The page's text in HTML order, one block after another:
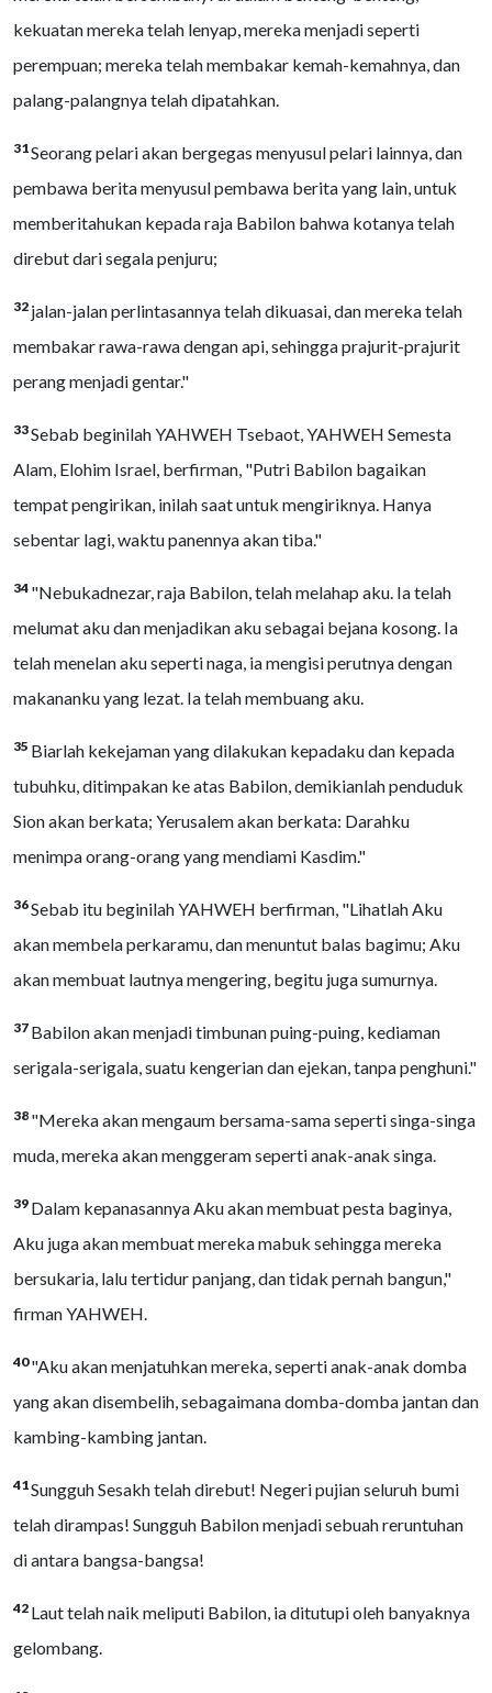
kekuatan mereka telah lenyap, mereka menjadi seperti
perempuan; mereka telah membakar kemah-kemahnya, dan
palang-palangnya telah dipatahkan.
31Seorang pelari akan bergegas menyusul pelari lainnya, dan
pembawa berita menyusul pembawa berita yang lain, untuk
memberitahukan kepada raja Babilon bahwa kotanya telah
direbut dari segala penjuru;
32 jalan-jalan perlintasannya telah dikuasai, dan mereka telah
membakar rawa-rawa dengan api, sehingga prajurit-prajurit
perang menjadi gentar."
33Sebab beginilah YAHWEH Tsebaot, YAHWEH Semesta
Alam, Elohim Israel, berfirman, "Putri Babilon bagaikan
tempat pengirikan, inilah saat untuk mengiriknya. Hanya
sebentar lagi, waktu panennya akan tiba."
34 "Nebukadnezar, raja Babilon, telah melahap aku. Ia telah
melumat aku dan menjadikan aku sebagai bejana kosong. Ia
telah menelan aku seperti naga, ia mengisi perutnya dengan
makananku yang lezat. Ia telah membuang aku.
35 Biarlah kekejaman yang dilakukan kepadaku dan kepada
tubuhku, ditimpakan ke atas Babilon, demikianlah penduduk
Sion akan berkata; Yerusalem akan berkata: Darahku
menimpa orang-orang yang mendiami Kasdim."
36Sebab itu beginilah YAHWEH berfirman, "Lihatlah Aku
akan membela perkaramu, dan menuntut balas bagimu; Aku
akan membuat lautnya mengering, begitu juga sumurnya.
37 Babilon akan menjadi timbunan puing-puing, kediaman
serigala-serigala, suatu kengerian dan ejekan, tanpa penghuni."
38 "Mereka akan mengaum bersama-sama seperti singa-singa
muda, mereka akan menggeram seperti anak-anak singa.
39 Dalam kepanasannya Aku akan membuat pesta baginya,
Aku juga akan membuat mereka mabuk sehingga mereka
bersukaria, lalu tertidur panjang, dan tidak pernah bangun,"
firman YAHWEH.
40"Aku akan menjatuhkan mereka, seperti anak-anak domba
yang akan disembelih, sebagaimana domba-domba jantan dan
kambing-kambing jantan.
41Sungguh Sesakh telah direbut! Negeri pujian seluruh bumi
telah dirampas! Sungguh Babilon menjadi sebuah reruntuhan
di antara bangsa-bangsa!
42 Laut telah naik meliputi Babilon, ia ditutupi oleh banyaknya
gelombang.